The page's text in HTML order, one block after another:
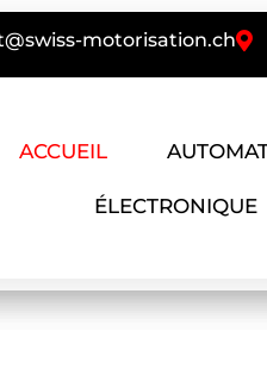
motorisation.ch
ACCUEIL
ÉLECTRONIQUE